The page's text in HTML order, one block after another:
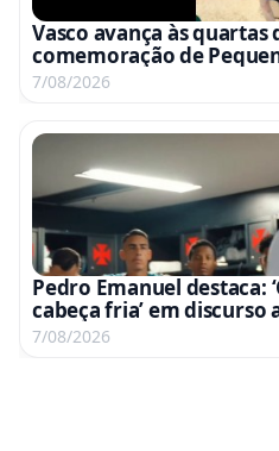
Vasco avança às quartas
comemoração de
7/08/2026
Pedro Emanuel destaca:
cabeça fria’ em
com o Fluminense
7/08/2026